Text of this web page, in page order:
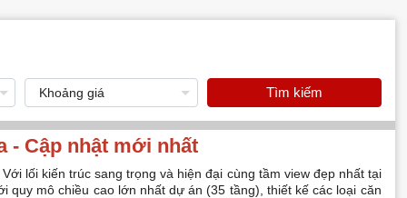
Tìm kiếm
- Cập nhật mới nhất
lối kiến trúc sang trọng và hiện đại cùng tầm view đẹp nhất tại
quy mô chiều cao lớn nhất dự án (35 tầng), thiết kế các loại căn